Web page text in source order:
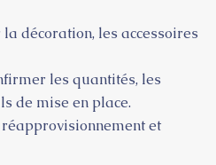
décoration, les accessoires
les quantités, les
de mise en place.
réapprovisionnement et